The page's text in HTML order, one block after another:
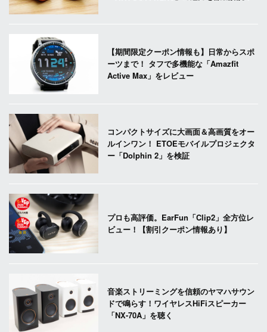
【期間限定クーポン情報も】日常からスポ
ーツまで！ タフで多機能な「Amazfit
Active Max」をレビュー
コンパクトサイズに大画面＆高画質をオー
ルインワン！ ETOEモバイルプロジェクタ
ー「Dolphin 2」を検証
プロも高評価。EarFun「Clip2」全方位レ
ビュー！【割引クーポン情報あり】
音楽ストリーミングを信頼のヤマハサウン
ドで鳴らす！ワイヤレスHiFiスピーカー
「NX-70A」を聴く